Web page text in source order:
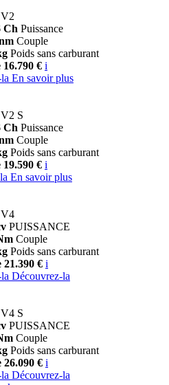
Ch Puissance
Couple
Poids sans carburant
€ i
En savoir plus
S
Ch Puissance
Couple
Poids sans carburant
€ i
En savoir plus
PUISSANCE
Couple
Poids sans carburant
€ i
Découvrez-la
S
PUISSANCE
Couple
Poids sans carburant
€ i
Découvrez-la